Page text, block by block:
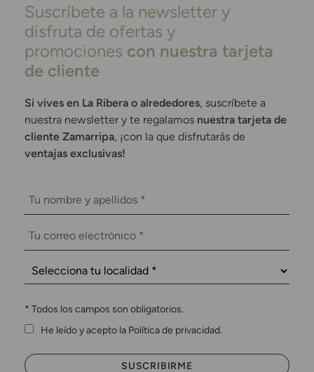
Suscríbete a la newsletter y
disfruta de ofertas y
promociones con nuestra tarjeta
de cliente
Si vives en La Ribera o alrededores, suscríbete a
nuestra newsletter y te regalamos nuestra tarjeta de
cliente Zamarripa, ¡con la que disfrutarás de
ventajas exclusivas!
* Todos los campos son obligatorios.
He leído y acepto la Política de privacidad.